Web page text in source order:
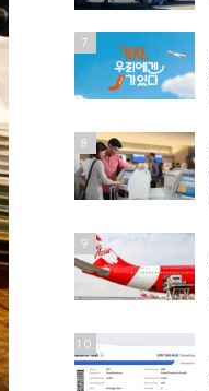
7
8
9
10